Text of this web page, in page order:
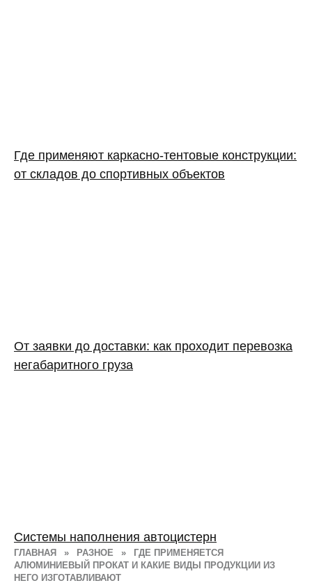
ГЛАВНАЯ » РАЗНОЕ »
ГДЕ ПРИМЕНЯЕТСЯ
АЛЮМИНИЕВЫЙ ПРОКАТ И КАКИЕ ВИДЫ ПРОДУКЦИИ ИЗ
НЕГО ИЗГОТАВЛИВАЮТ
Где применяют каркасно‑тентовые конструкции:
от складов до спортивных объектов
От заявки до доставки: как проходит перевозка
негабаритного груза
Системы наполнения автоцистерн